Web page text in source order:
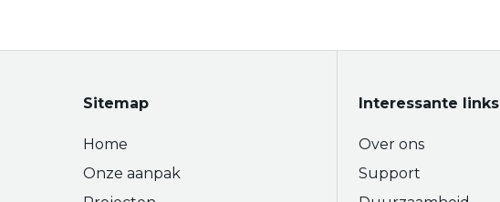
Sitemap
Home
Onze aanpak
Interessante links
Over ons
Support